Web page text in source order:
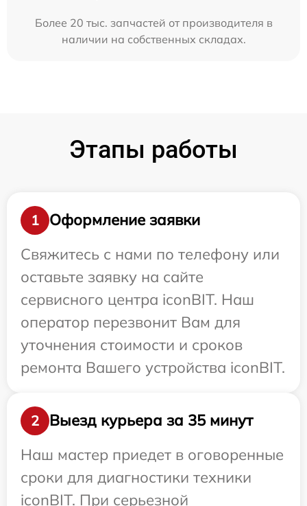
Более 20 тыс. запчастей от производителя в
наличии на собственных складах.
Этапы работы
1
Оформление заявки
Свяжитесь с нами по телефону или
оставьте заявку на сайте
сервисного центра iconBIT. Наш
оператор перезвонит Вам для
уточнения стоимости и сроков
ремонта Вашего устройства iconBIT.
2
Выезд курьера за 35 минут
Наш мастер приедет в оговоренные
сроки для диагностики техники
iconBIT. При серьезной